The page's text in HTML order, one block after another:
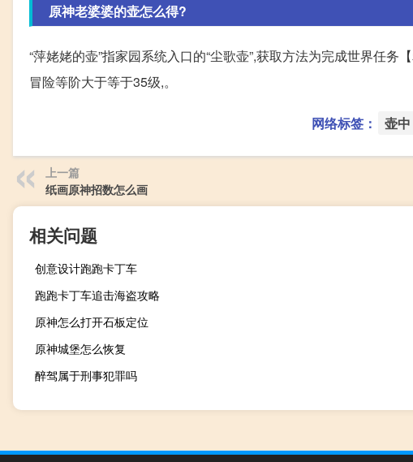
原神老婆婆的壶怎么得?
“萍姥姥的壶”指家园系统入口的“尘歌壶”,获取方法为完成世界任
冒险等阶大于等于35级,。
网络标签： 壶中
上一篇
纸画原神招数怎么画
相关问题
创意设计跑跑卡丁车
跑跑卡丁车追击海盗攻略
原神怎么打开石板定位
原神城堡怎么恢复
醉驾属于刑事犯罪吗